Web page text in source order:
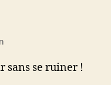
:
sans se ruiner !